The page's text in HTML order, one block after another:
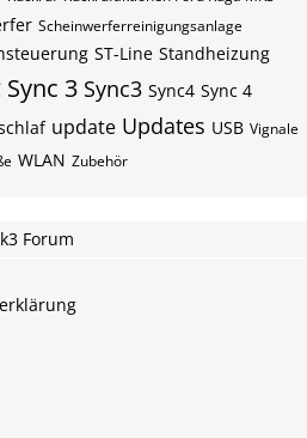
Scheinwerferreinigungsanlage
ST-Line Standheizung
Sync 3 Sync3 Sync4 Sync 4
update Updates USB Vignale
WLAN Zubehör
Forum